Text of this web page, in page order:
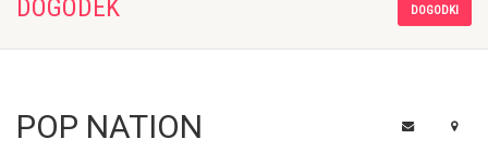
DOGODEK DOGODKI
POP NATION